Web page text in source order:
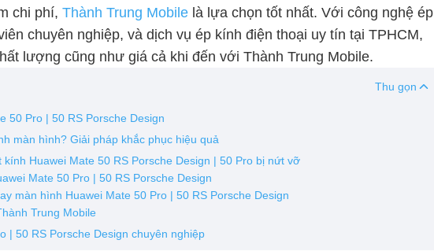
chi phí, Thành Trung Mobile là lựa chọn tốt nhất. Với công nghệ ép
chuyên nghiệp, và dịch vụ ép kính điện thoại uy tín tại TPHCM,
lượng cũng như giá cả khi đến với Thành Trung Mobile.
Thu gọn
50 Pro | 50 RS Porsche Design
màn hình? Giải pháp khắc phục hiệu quả
Huawei Mate 50 RS Porsche Design | 50 Pro bị nứt vỡ
Mate 50 Pro | 50 RS Porsche Design
màn hình Huawei Mate 50 Pro | 50 RS Porsche Design
Trung Mobile
| 50 RS Porsche Design chuyên nghiệp